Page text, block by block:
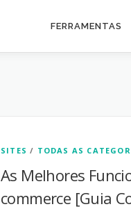
FERRAMENTAS
SITES / TODAS AS
As Melhores
commerce [Guia